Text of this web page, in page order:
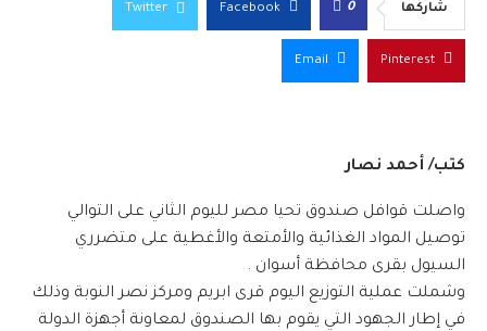
شاركها 0
Facebook
Twitter
Pinterest
Email
كتب/ أحمد نصار
واصلت قوافل صندوق تحيا مصر لليوم الثاني على التوالي
توصيل المواد الغذائية والأمتعة والأغطية على متضرري
السيول بقرى محافظة أسوان .
وشملت عملية التوزيع اليوم قرى ابريم ومركز نصر النوبة وذلك
في إطار الجهود التي يقوم بها الصندوق لمعاونة أجهزة الدولة